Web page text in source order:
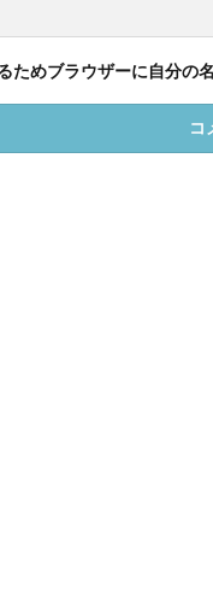
ためブラウザーに自分の